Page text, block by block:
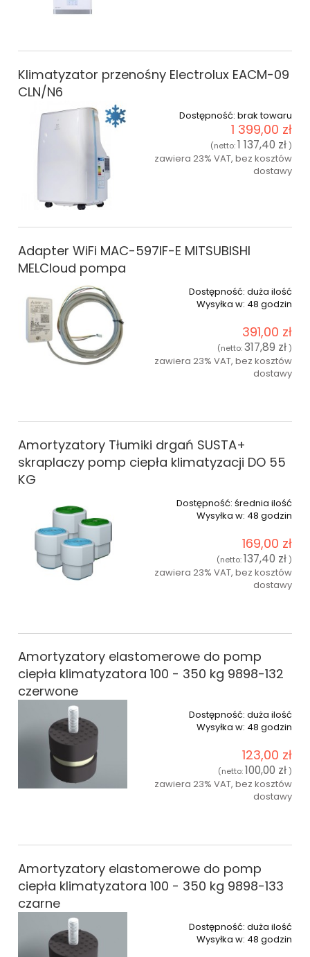
Klimatyzator przenośny Electrolux EACM-09
CLN/N6
Dostępność: brak towaru
1 399,00 zł
(netto:1 137,40 zł)
zawiera 23% VAT, bez kosztów
dostawy
Adapter WiFi MAC-597IF-E MITSUBISHI
MELCloud pompa
Dostępność: duża ilość
Wysyłka w: 48 godzin
391,00 zł
(netto:317,89 zł)
zawiera 23% VAT, bez kosztów
dostawy
Amortyzatory Tłumiki drgań SUSTA+
skraplaczy pomp ciepła klimatyzacji ​​DO 55
KG
Dostępność: średnia ilość
Wysyłka w: 48 godzin
169,00 zł
(netto:137,40 zł)
zawiera 23% VAT, bez kosztów
dostawy
Amortyzatory elastomerowe do pomp
ciepła klimatyzatora 100 - 350 kg 9898-132
czerwone
Dostępność: duża ilość
Wysyłka w: 48 godzin
123,00 zł
(netto:100,00 zł)
zawiera 23% VAT, bez kosztów
dostawy
Amortyzatory elastomerowe do pomp
ciepła klimatyzatora 100 - 350 kg 9898-133
czarne
Dostępność: duża ilość
Wysyłka w: 48 godzin